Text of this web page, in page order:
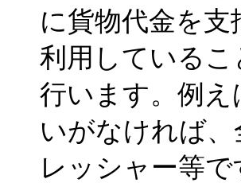
に貨物代金を
利用している
行います。例
いがなければ
レッシャー等で